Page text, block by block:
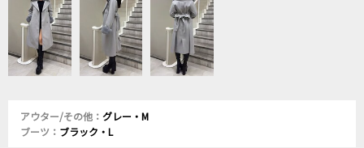
アウター/その他： グレー・M
ブーツ： ブラック・L